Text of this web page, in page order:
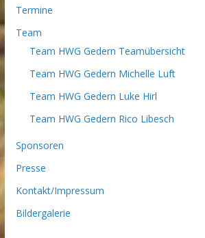
Termine
Team
Team HWG Gedern Teamübersicht
Team HWG Gedern Michelle Luft
Team HWG Gedern Luke Hirl
Team HWG Gedern Rico Libesch
Sponsoren
Presse
Kontakt/Impressum
Bildergalerie